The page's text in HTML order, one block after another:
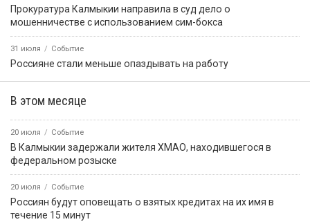
Прокуратура Калмыкии направила в суд дело о
мошенничестве с использованием сим-бокса
31 июля Событие
Россияне стали меньше опаздывать на работу
В этом месяце
20 июля Событие
В Калмыкии задержали жителя ХМАО, находившегося в
федеральном розыске
20 июля Событие
Россиян будут оповещать о взятых кредитах на их имя в
течение 15 минут